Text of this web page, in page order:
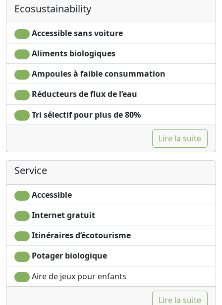
Ecosustainability
Accessible sans voiture
Aliments biologiques
Ampoules à faible consummation
Réducteurs de flux de l’eau
Tri sélectif pour plus de 80%
Lire la suite
Service
Accessible
Internet gratuit
Itinéraires d’écotourisme
Potager biologique
Aire de jeux pour enfants
Lire la suite